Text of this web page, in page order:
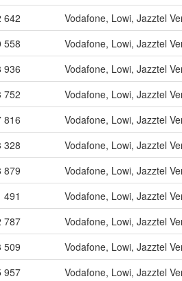
642
Vodafone, Lowi, Jazztel
558
Vodafone, Lowi, Jazztel
936
Vodafone, Lowi, Jazztel
752
Vodafone, Lowi, Jazztel
816
Vodafone, Lowi, Jazztel
328
Vodafone, Lowi, Jazztel
879
Vodafone, Lowi, Jazztel
491
Vodafone, Lowi, Jazztel
787
Vodafone, Lowi, Jazztel
509
Vodafone, Lowi, Jazztel
957 Vodafone, Lowi, Jazztel